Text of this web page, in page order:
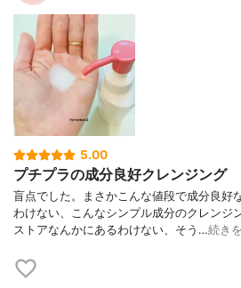
5.00
プチプラの成分良好クレンジング
盲点でした。まさかこんな値段で成分良好
わけない、こんなシンプル成分のクレンジ
ストアなんかにあるわけない、そう…続き